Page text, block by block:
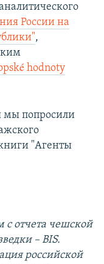
России на
,
hodnoty
мы попросили
"Агенты
с отчета чешской
– BIS.
российской